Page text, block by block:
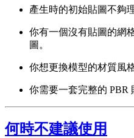
產生時的初始貼圖不夠
你有一個沒有貼圖的網
圖。
你想更換模型的材質風
你需要一套完整的 PBR
何時不建議使用